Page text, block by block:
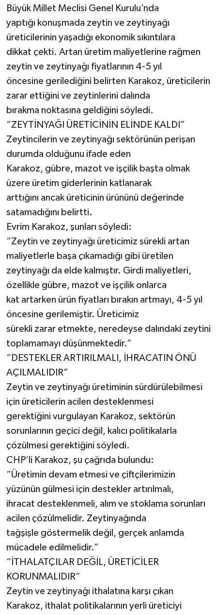
Büyük Millet Meclisi Genel Kurulu’nda
yaptığı konuşmada zeytin ve zeytinyağı
üreticilerinin yaşadığı ekonomik sıkıntılara
dikkat çekti. Artan üretim maliyetlerine rağmen
zeytin ve zeytinyağı fiyatlarının 4-5 yıl
öncesine gerilediğini belirten Karakoz, üreticilerin
zarar ettiğini ve zeytinlerini dalında
bırakma noktasına geldiğini söyledi.
“ZEYTİNYAĞI ÜRETİCİNİN ELİNDE KALDI”
Zeytincilerin ve zeytinyağı sektörünün perişan
durumda olduğunu ifade eden
Karakoz, gübre, mazot ve işçilik başta olmak
üzere üretim giderlerinin katlanarak
arttığını ancak üreticinin ürününü değerinde
satamadığını belirtti.
Evrim Karakoz, şunları söyledi:
“Zeytin ve zeytinyağı üreticimiz sürekli artan
maliyetlerle başa çıkamadığı gibi üretilen
zeytinyağı da elde kalmıştır. Girdi maliyetleri,
özellikle gübre, mazot ve işçilik onlarca
kat artarken ürün fiyatları bırakın artmayı, 4-5 yıl
öncesine gerilemiştir. Üreticimiz
sürekli zarar etmekte, neredeyse dalındaki zeytini
toplamamayı düşünmektedir.”
“DESTEKLER ARTIRILMALI, İHRACATIN ÖNÜ
AÇILMALIDIR”
Zeytin ve zeytinyağı üretiminin sürdürülebilmesi
için üreticilerin acilen desteklenmesi
gerektiğini vurgulayan Karakoz, sektörün
sorunlarının geçici değil, kalıcı politikalarla
çözülmesi gerektiğini söyledi.
CHP’li Karakoz, şu çağrıda bulundu:
“Üretimin devam etmesi ve çiftçilerimizin
yüzünün gülmesi için destekler artırılmalı,
ihracat desteklenmeli, alım ve stoklama sorunları
acilen çözülmelidir. Zeytinyağında
tağşişle göstermelik değil, gerçek anlamda
mücadele edilmelidir.”
“İTHALATÇILAR DEĞİL, ÜRETİCİLER
KORUNMALIDIR”
Zeytin ve zeytinyağı ithalatına karşı çıkan
Karakoz, ithalat politikalarının yerli üreticiyi